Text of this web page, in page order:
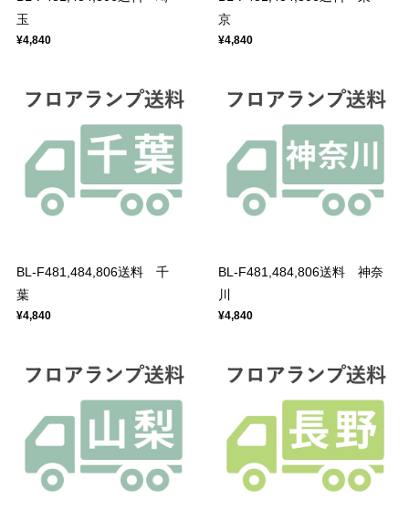
玉
¥4,840
京
¥4,840
BL-F481,484,806送料 千
葉
¥4,840
BL-F481,484,806送料 神奈
川
¥4,840